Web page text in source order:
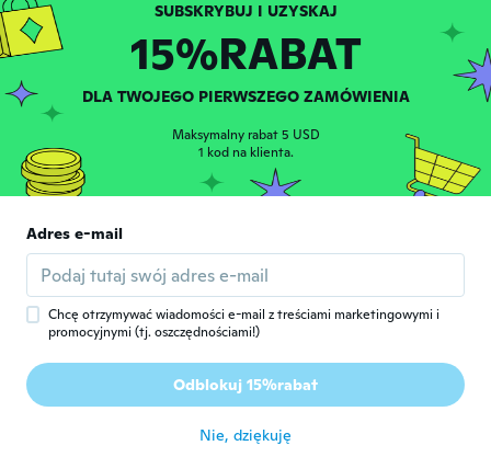
敏 Rok dołączenia 2020 · 118 opinie
około 5 roku temu
R Rok dołączenia 2018
opinie
około 5 roku temu
M Manuel
Rok dołączenia 2015 · 250
około 5 roku temu
Rok dołączenia 2015 · 27 opinie · 2
15%RABAT
DLA TWOJEGO PIERWSZEGO ZAMÓWIENIA
Maksymalny rabat 5 USD
1 kod na klienta.
Adres e-mail
Chcę otrzymywać wiadomości e-mail z treściami marketingowymi i
promocyjnymi (tj. oszczędnościami!)
Odblokuj 15%rabat
Nie, dziękuję